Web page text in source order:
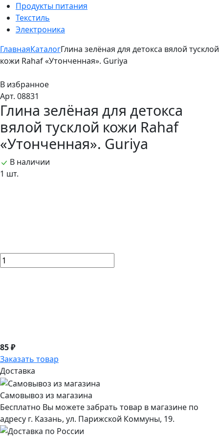
Продукты питания
Текстиль
Электроника
ГлавнаяКаталогГлина зелёная для детокса вялой тусклой
кожи Rahaf «Утонченная». Guriya
В избранное
Арт. 08831
Глина зелёная для детокса
вялой тусклой кожи Rahaf
«Утонченная». Guriya
В наличии
1 шт.
85 ₽
Заказать товар
Доставка
Самовывоз из магазина
Бесплатно Вы можете забрать товар в магазине по
адресу г. Казань, ул. Парижской Коммуны, 19.